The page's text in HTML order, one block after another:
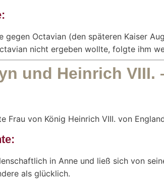
gegen Octavian (den späteren Kaiser
nicht ergeben wollte, folgte ihm
und Heinrich
Frau von König Heinrich VIII. von
in Anne und ließ sich von
als glücklich.